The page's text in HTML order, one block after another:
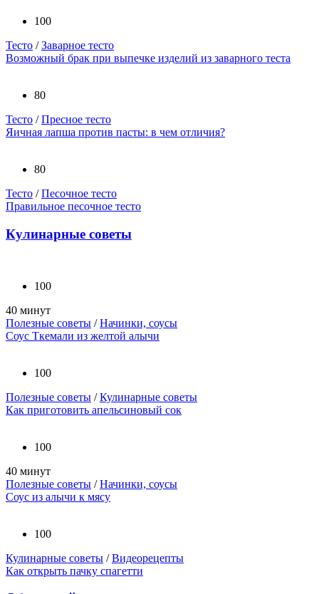
100
Тесто /Заварное тесто
Возможный брак при выпечке изделий из заварного теста
80
Тесто /Пресное тесто
Яичная лапша против пасты: в чем отличия?
80
Тесто /Песочное тесто
Правильное песочное тесто
Кулинарные советы
100
40 минут
Полезные советы /Начинки, соусы
Соус Ткемали из желтой алычи
100
Полезные советы /Кулинарные советы
Как приготовить апельсиновый сок
100
40 минут
Полезные советы /Начинки, соусы
Соус из алычи к мясу
100
Кулинарные советы /Видеорецепты
Как открыть пачку спагетти